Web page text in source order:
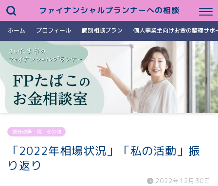
ファイナンシャルプランナーへの相談
ホーム プロフィール 個別相談プラン 個人事業主向けお金の整理サポ
家計改善・税・その他
「2022年相場状況」「私の活動」振
り返り
2022年12月30日